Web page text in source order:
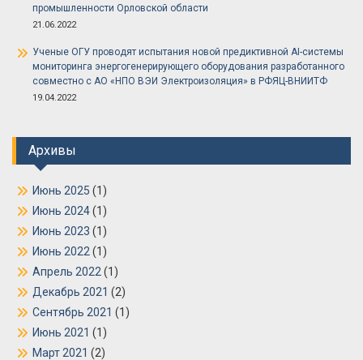
промышленности Орловской области
21.06.2022
Ученые ОГУ проводят испытания новой предиктивной AI-системы
мониторинга энергогенерирующего оборудования разработанного
совместно с АО «НПО ВЭИ Электроизоляция» в РФЯЦ-ВНИИТФ
19.04.2022
Архивы
Июнь 2025 (1)
Июнь 2024(1)
Июнь 2023 (1)
Июнь 2022 (1)
Апрель 2022 (1)
Декабрь 2021 (2)
Сентябрь 2021 (1)
Июнь 2021 (1)
Март 2021 (2)